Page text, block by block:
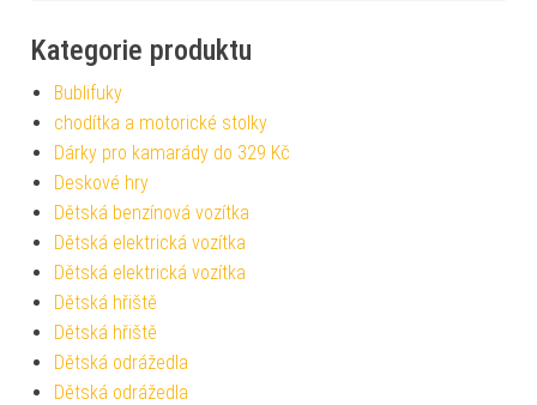
Kategorie produktu
Bublifuky
chodítka a motorické stolky
Dárky pro kamarády do 329 Kč
Deskové hry
Dětská benzínová vozítka
Dětská elektrická vozítka
Dětská elektrická vozítka
Dětská hřiště
Dětská hřiště
Dětská odrážedla
Dětská odrážedla